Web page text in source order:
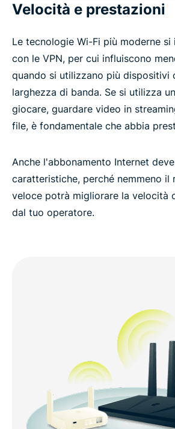
Velocità e prestazioni
Le tecnologie Wi-Fi più moderne si
con le VPN, per cui influiscono
quando si utilizzano più dispositivi
larghezza di banda. Se si utilizza
giocare, guardare video in
file, è fondamentale che abbia
Anche l'abbonamento Internet
caratteristiche, perché nemmeno il
veloce potrà migliorare la velocità
dal tuo operatore.